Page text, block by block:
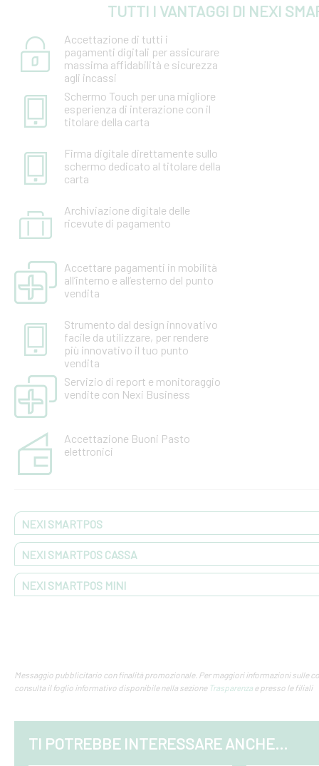
TUTTI I VANTAGGI DI NEXI
Accettazione di tutti i
pagamenti digitali per assicurare
massima affidabilità e sicurezza
agli incassi
Schermo Touch per una migliore
esperienza di interazione con il
titolare della carta
Firma digitale direttamente sullo
schermo dedicato al titolare della
carta
Archiviazione digitale delle
ricevute di pagamento
Accettare pagamenti in mobilità
all’interno e all’esterno del punto
vendita
Strumento dal design innovativo
facile da utilizzare, per rendere
più innovativo il tuo punto
vendita
Servizio di report e monitoraggio
vendite con Nexi Business
Accettazione Buoni Pasto
elettronici
NEXI SMARTPOS
NEXI SMARTPOS CASSA
NEXI SMARTPOS MINI
Messaggio pubblicitario con finalità promozionale. Per maggiori informazioni sulle
consulta il foglio informativo disponibile nella sezione Trasparenza e presso le filiali
TI POTREBBE INTERESSARE ANCHE...